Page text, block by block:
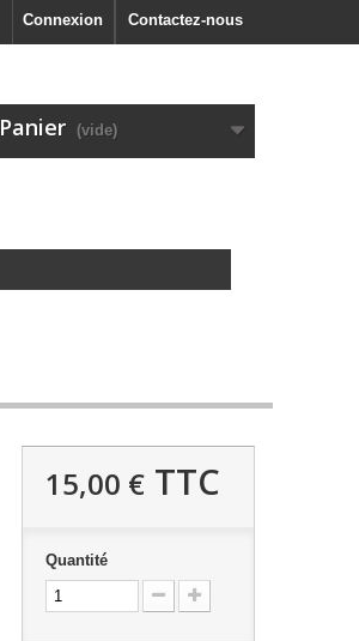
Contactez-nous
Connexion
Panier (vide)
15,00 €TTC
Quantité